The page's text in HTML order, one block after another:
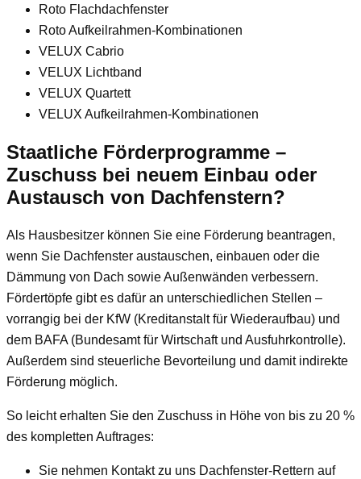
Roto Flachdachfenster
Roto Aufkeilrahmen-Kombinationen
VELUX Cabrio
VELUX Lichtband
VELUX Quartett
VELUX Aufkeilrahmen-Kombinationen
Staatliche Förderprogramme –
Zuschuss bei neuem Einbau oder
Austausch von Dachfenstern?
Als Hausbesitzer können Sie eine Förderung beantragen,
wenn Sie Dachfenster austauschen, einbauen oder die
Dämmung von Dach sowie Außenwänden verbessern.
Fördertöpfe gibt es dafür an unterschiedlichen Stellen –
vorrangig bei der KfW (Kreditanstalt für Wiederaufbau) und
dem BAFA (Bundesamt für Wirtschaft und Ausfuhrkontrolle).
Außerdem sind steuerliche Bevorteilung und damit indirekte
Förderung möglich.
So leicht erhalten Sie den Zuschuss in Höhe von bis zu 20 %
des kompletten Auftrages:
Sie nehmen Kontakt zu uns Dachfenster-Rettern auf